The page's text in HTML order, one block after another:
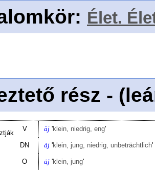
: Élet.
rész -
V äj 'klein, niedrig, eng'
DN ȧj 'klein, jung, niedrig, unbeträchtlich'
O ȧj 'klein, jung'